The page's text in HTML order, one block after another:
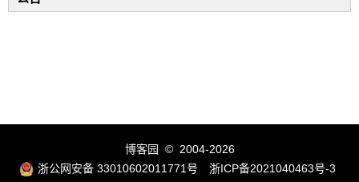
博客园
© 2004-2026
浙公网安备 33010602011771号
浙ICP备2021040463号-3